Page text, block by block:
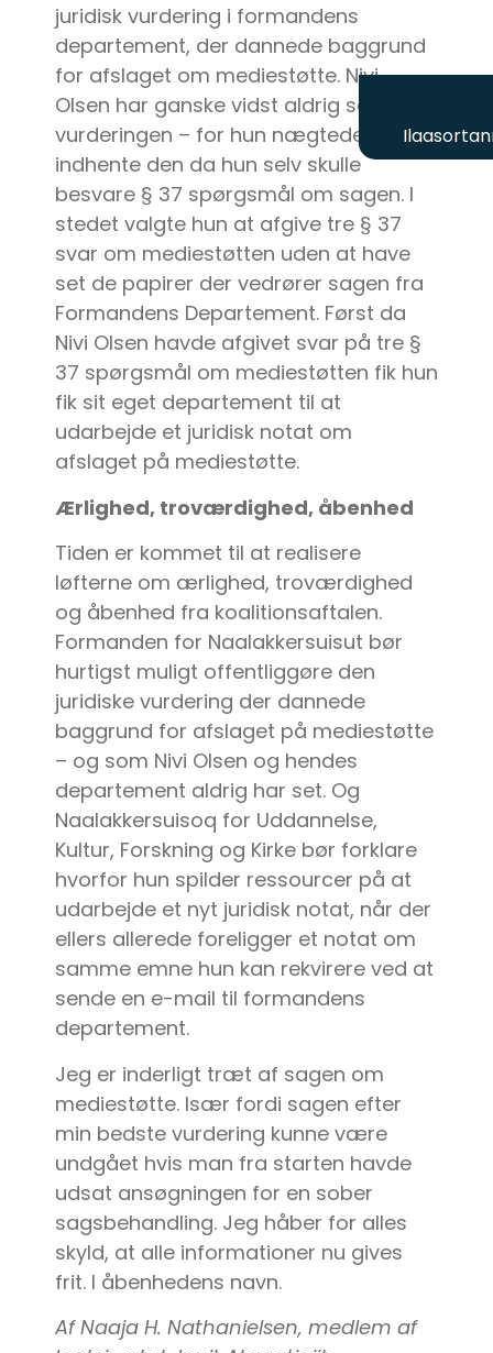
juridisk vurdering i formandens
departement, der dannede baggrund
for afslaget om mediestøtte. Nivi
Olsen har ganske vidst aldrig set
vurderingen – for hun nægtede at
indhente den da hun selv skulle
besvare § 37 spørgsmål om sagen. I
stedet valgte hun at afgive tre § 37
svar om mediestøtten uden at have
set de papirer der vedrører sagen fra
Formandens Departement. Først da
Nivi Olsen havde afgivet svar på tre §
37 spørgsmål om mediestøtten fik hun
fik sit eget departement til at
udarbejde et juridisk notat om
afslaget på mediestøtte.
Ærlighed, troværdighed, åbenhed
Tiden er kommet til at realisere
løfterne om ærlighed, troværdighed
og åbenhed fra koalitionsaftalen.
Formanden for Naalakkersuisut bør
hurtigst muligt offentliggøre den
juridiske vurdering der dannede
baggrund for afslaget på mediestøtte
– og som Nivi Olsen og hendes
departement aldrig har set. Og
Naalakkersuisoq for Uddannelse,
Kultur, Forskning og Kirke bør forklare
hvorfor hun spilder ressourcer på at
udarbejde et nyt juridisk notat, når der
ellers allerede foreligger et notat om
samme emne hun kan rekvirere ved at
sende en e-mail til formandens
departement.
Jeg er inderligt træt af sagen om
mediestøtte. Især fordi sagen efter
min bedste vurdering kunne være
undgået hvis man fra starten havde
udsat ansøgningen for en sober
sagsbehandling. Jeg håber for alles
skyld, at alle informationer nu gives
frit. I åbenhedens navn.
Af Naaja H. Nathanielsen, medlem af